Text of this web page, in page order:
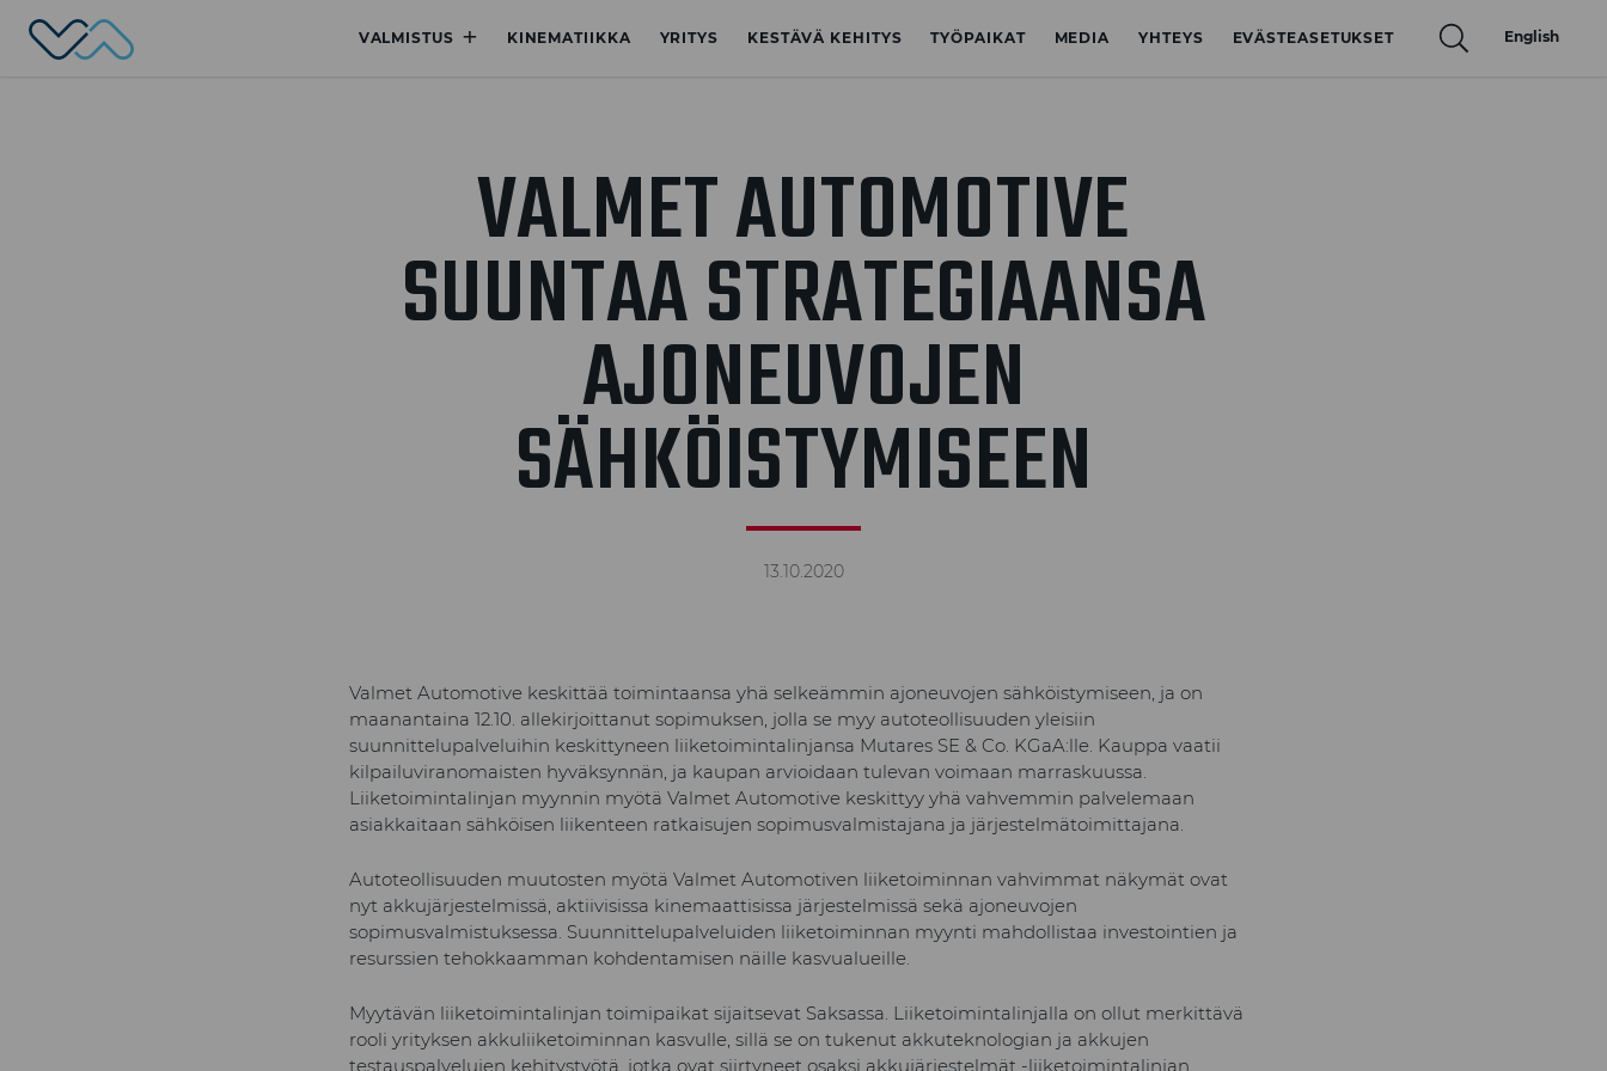
Valmet Automotive
VALMISTUS + KINEMATIIKKA YRITYS KESTÄVÄ KEHITYS TYÖPAIKAT MEDIA YHTEYS EVÄSTEASETUKSET English
VALMET AUTOMOTIVE
SUUNTAA STRATEGIAANSA
AJONEUVOJEN
SÄHKÖISTYMISEEN
13.10.2020
Valmet Automotive keskittää toimintaansa yhä selkeämmin ajoneuvojen sähköistymiseen, ja on
maanantaina 12.10. allekirjoittanut sopimuksen, jolla se myy autoteollisuuden yleisiin
suunnittelupalveluihin keskittyneen liiketoimintalinjansa Mutares SE & Co. KGaA:lle. Kauppa vaatii
kilpailuviranomaisten hyväksynnän, ja kaupan arvioidaan tulevan voimaan marraskuussa.
Liiketoimintalinjan myynnin myötä Valmet Automotive keskittyy yhä vahvemmin palvelemaan
asiakkaitaan sähköisen liikenteen ratkaisujen sopimusvalmistajana ja järjestelmätoimittajana.
Autoteollisuuden muutosten myötä Valmet Automotiven liiketoiminnan vahvimmat näkymät ovat
nyt akkujärjestelmissä, aktiivisissa kinemaattisissa järjestelmissä sekä ajoneuvojen
sopimusvalmistuksessa. Suunnittelupalveluiden liiketoiminnan myynti mahdollistaa investointien ja
resurssien tehokkaamman kohdentamisen näille kasvualueille.
Myytävän liiketoimintalinjan toimipaikat sijaitsevat Saksassa. Liiketoimintalinjalla on ollut merkittävä
rooli yrityksen akkuliiketoiminnan kasvulle, sillä se on tukenut akkuteknologian ja akkujen
testauspalvelujen kehitystyötä, jotka ovat siirtyneet osaksi akkujärjestelmät -liiketoimintalinjan